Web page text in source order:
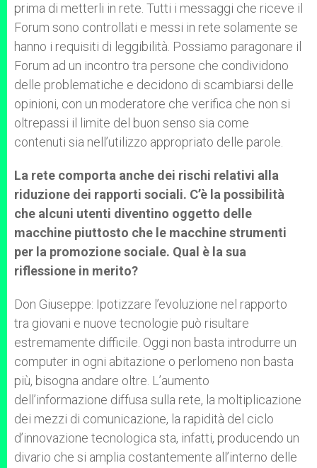
prima di metterli in rete. Tutti i messaggi che riceve il
Forum sono controllati e messi in rete solamente se
hanno i requisiti di leggibilità. Possiamo paragonare il
Forum ad un incontro tra persone che condividono
delle problematiche e decidono di scambiarsi delle
opinioni, con un moderatore che verifica che non si
oltrepassi il limite del buon senso sia come
contenuti sia nell’utilizzo appropriato delle parole.
La rete comporta anche dei rischi relativi alla
riduzione dei rapporti sociali. C’è la possibilità
che alcuni utenti diventino oggetto delle
macchine piuttosto che le macchine strumenti
per la promozione sociale. Qual è la sua
riflessione in merito?
Don Giuseppe: Ipotizzare l’evoluzione nel rapporto
tra giovani e nuove tecnologie può risultare
estremamente difficile. Oggi non basta introdurre un
computer in ogni abitazione o perlomeno non basta
più, bisogna andare oltre. L’aumento
dell’informazione diffusa sulla rete, la moltiplicazione
dei mezzi di comunicazione, la rapidità del ciclo
d’innovazione tecnologica sta, infatti, producendo un
divario che si amplia costantemente all’interno delle